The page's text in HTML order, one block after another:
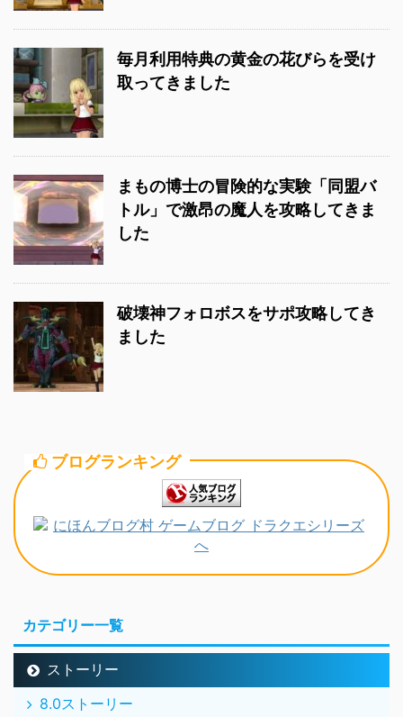
毎月利用特典の黄金の花びらを受け
取ってきました
まもの博士の冒険的な実験「同盟バ
トル」で激昂の魔人を攻略してきま
した
破壊神フォロボスをサポ攻略してき
ました
ブログランキング
カテゴリー一覧
ストーリー
8.0ストーリー